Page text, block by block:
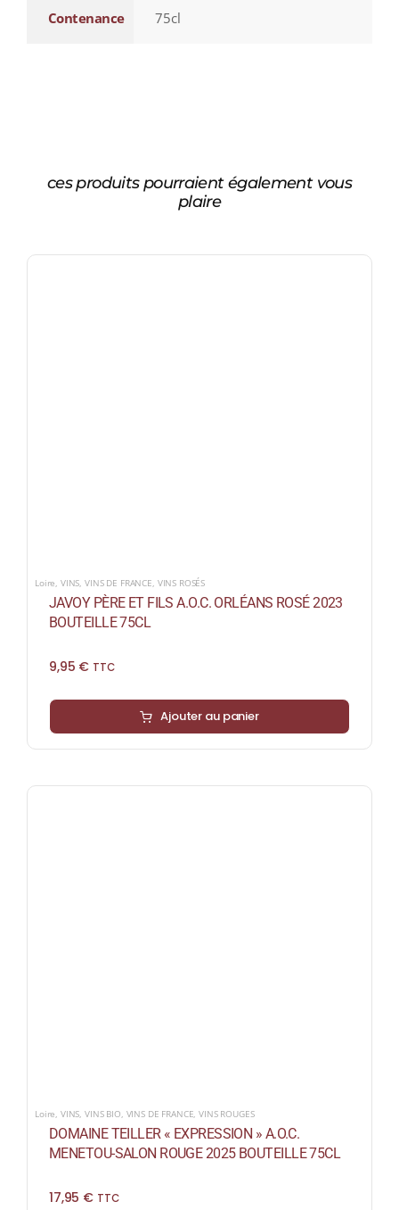
Contenance 75cl
ces produits pourraient également vous
plaire
Loire, VINS,VINS DE FRANCE, VINS ROSÉS
JAVOY PÈRE ET FILS A.O.C. ORLÉANS ROSÉ 2023
BOUTEILLE 75CL
9,95 € TTC
Ajouter au panier
Loire, VINS,VINS BIO, VINS DE FRANCE,VINS ROUGES
DOMAINE TEILLER « EXPRESSION » A.O.C.
MENETOU-SALON ROUGE 2025 BOUTEILLE 75CL
17,95 € TTC